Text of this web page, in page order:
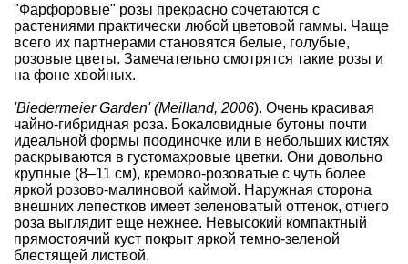
"Фарфоровые" розы прекрасно сочетаются с
растениями практически любой цветовой гаммы. Чаще
всего их партнерами становятся белые, голубые,
розовые цветы. Замечательно смотрятся такие розы и
на фоне хвойных.
'Biedermeier Garden' (Meilland, 2006). Очень красивая
чайно-гибридная роза. Бокаловидные бутоны почти
идеальной формы поодиночке или в небольших кистях
раскрываются в густомахровые цветки. Они довольно
крупные (8–11 см), кремово-розоватые с чуть более
яркой розово-малиновой каймой. Наружная сторона
внешних лепестков имеет зеленоватый оттенок, отчего
роза выглядит еще нежнее. Невысокий компактный
прямостоячий куст покрыт яркой темно-зеленой
блестящей листвой.